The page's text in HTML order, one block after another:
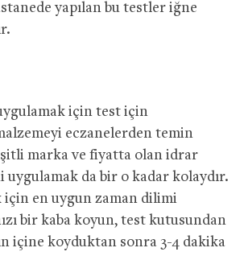
yapılan bu testler iğne
için test için
eczanelerden temin
marka ve fiyatta olan idrar
da bir o kadar kolaydır.
için en uygun zaman dilimi
bir kaba koyun, test kutusundan
içine koyduktan sonra 3-4 dakika